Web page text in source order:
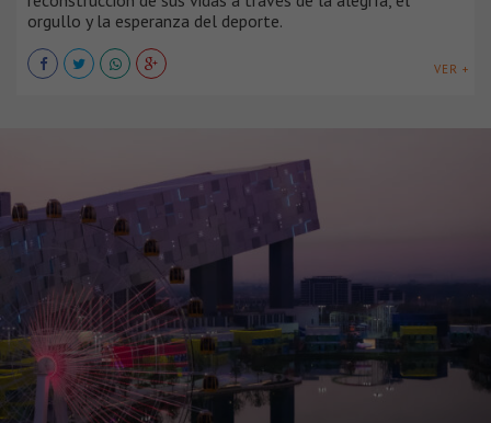
orgullo y la esperanza del deporte.
VER +